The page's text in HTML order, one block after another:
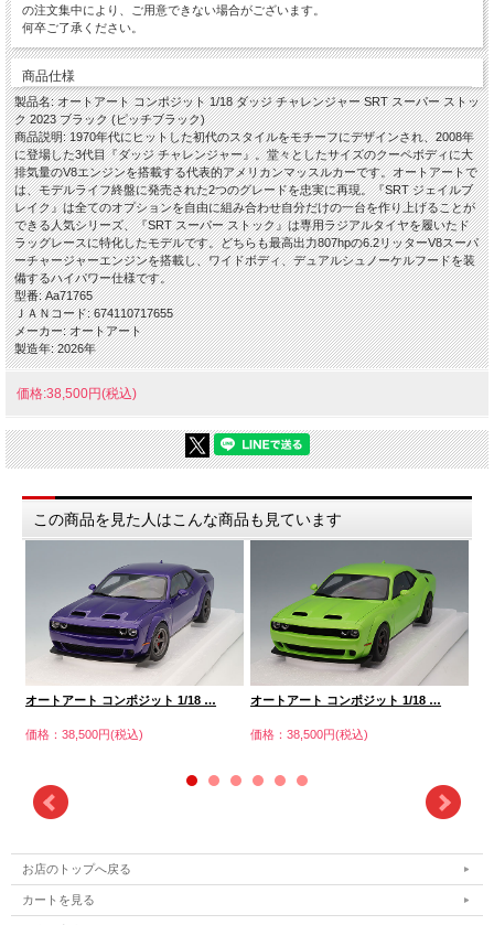
の注文集中により、ご用意できない場合がございます。
何卒ご了承ください。
商品仕様
製品名: オートアート コンポジット 1/18 ダッジ チャレンジャー SRT スーパー ストッ
ク 2023 ブラック (ピッチブラック)
商品説明: 1970年代にヒットした初代のスタイルをモチーフにデザインされ、2008年
に登場した3代目『ダッジ チャレンジャー』。堂々としたサイズのクーペボディに大
排気量のV8エンジンを搭載する代表的アメリカンマッスルカーです。オートアートで
は、モデルライフ終盤に発売された2つのグレードを忠実に再現。『SRT ジェイルブ
レイク』は全てのオプションを自由に組み合わせ自分だけの一台を作り上げることが
できる人気シリーズ、『SRT スーパー ストック』は専用ラジアルタイヤを履いたド
ラッグレースに特化したモデルです。どちらも最高出力807hpの6.2リッターV8スーパ
ーチャージャーエンジンを搭載し、ワイドボディ、デュアルシュノーケルフードを装
備するハイパワー仕様です。
型番: Aa71765
ＪＡＮコード: 674110717655
メーカー: オートアート
製造年: 2026年
価格:38,500円(税込)
この商品を見た人はこんな商品も見ています
オートアート コンポジット 1/18 …
価格：38,500円(税込)
オートアート コンポジット 1/18 …
価格：38,500円(税込)
お店のトップへ戻る
カートを見る